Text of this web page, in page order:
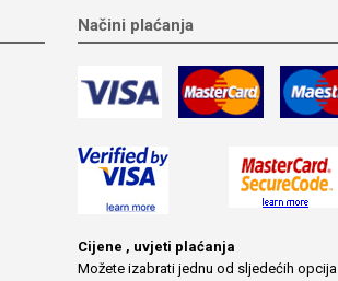
Načini plaćanja
Cijene , uvjeti plaćanja
Možete izabrati jednu od sljedećih opcija